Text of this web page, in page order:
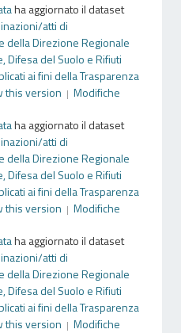
ha aggiornato il dataset
atti di
della Direzione Regionale
Difesa del Suolo e Rifiuti
ai fini della Trasparenza
this version | Modifiche
ha aggiornato il dataset
atti di
della Direzione Regionale
Difesa del Suolo e Rifiuti
ai fini della Trasparenza
this version | Modifiche
ha aggiornato il dataset
atti di
della Direzione Regionale
Difesa del Suolo e Rifiuti
ai fini della Trasparenza
this version | Modifiche